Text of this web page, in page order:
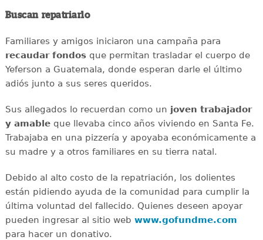
Buscan repatriarlo
Familiares y amigos iniciaron una campaña para
recaudar fondosque permitan trasladar el cuerpo de
Yeferson a Guatemala, donde esperan darle el último
adiós junto a sus seres queridos.
Sus allegados lo recuerdan como un joven trabajador
y amableque llevaba cinco años viviendo en Santa Fe.
Trabajaba en una pizzería y apoyaba económicamente a
su madre y a otros familiares en su tierra natal.
Debido al alto costo de la repatriación, los dolientes
están pidiendo ayuda de la comunidad para cumplir la
última voluntad del fallecido. Quienes deseen apoyar
pueden ingresar al sitio web www.gofundme.com
para hacer un donativo.